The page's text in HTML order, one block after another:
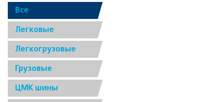
Все
Легковые
Легкогрузовые
Грузовые
ЦМК шины